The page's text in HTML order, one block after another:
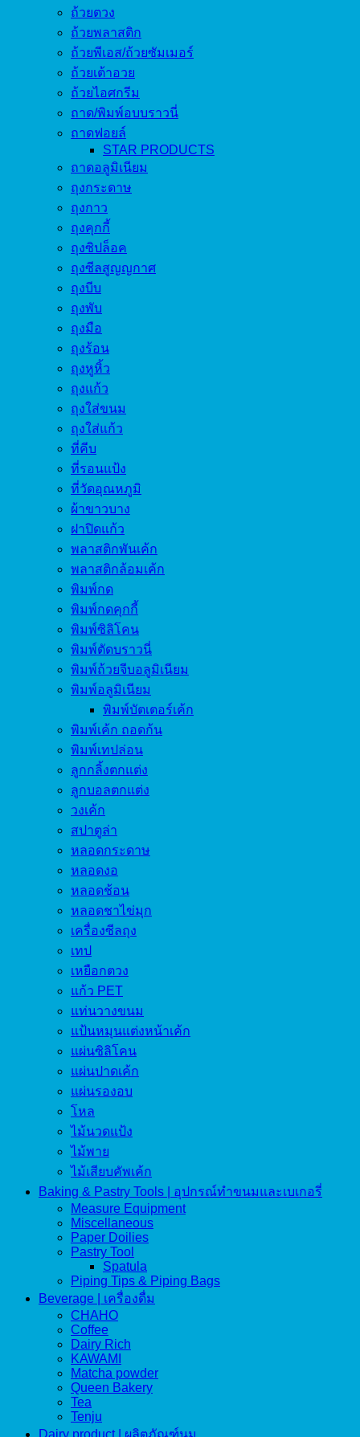
ถ้วยตวง
ถ้วยพลาสติก
ถ้วยพีเอส/ถ้วยซัมเมอร์
ถ้วยเต้าอวย
ถ้วยไอศกรีม
ถาด/พิมพ์อบบราวนี่
ถาดฟอยล์
STAR PRODUCTS
ถาดอลูมิเนียม
ถุงกระดาษ
ถุงกาว
ถุงคุกกี้
ถุงซิปล็อค
ถุงซีลสูญญกาศ
ถุงบีบ
ถุงพับ
ถุงมือ
ถุงร้อน
ถุงหูหิ้ว
ถุงแก้ว
ถุงใส่ขนม
ถุงใส่แก้ว
ที่คีบ
ที่รอนแป้ง
ที่วัดอุณหภูมิ
ผ้าขาวบาง
ฝาปิดแก้ว
พลาสติกพันเค้ก
พลาสติกล้อมเค้ก
พิมพ์กด
พิมพ์กดคุกกี้
พิมพ์ซิลิโคน
พิมพ์ตัดบราวนี่
พิมพ์ถ้วยจีบอลูมิเนียม
พิมพ์อลูมิเนียม
พิมพ์บัตเตอร์เค้ก
พิมพ์เค้ก ถอดก้น
พิมพ์เทปล่อน
ลูกกลิ้งตกแต่ง
ลูกบอลตกแต่ง
วงเค้ก
สปาตูล่า
หลอดกระดาษ
หลอดงอ
หลอดช้อน
หลอดชาไข่มุก
เครื่องซีลถุง
เทป
เหยือกตวง
แก้ว PET
แท่นวางขนม
แป้นหมุนแต่งหน้าเค้ก
แผ่นซิลิโคน
แผ่นปาดเค้ก
แผ่นรองอบ
โหล
ไม้นวดแป้ง
ไม้พาย
ไม้เสียบคัพเค้ก
Baking & Pastry Tools | อุปกรณ์ทำขนมและเบเกอรี่
Measure Equipment
Miscellaneous
Paper Doilies
Pastry Tool
Spatula
Piping Tips & Piping Bags
Beverage | เครื่องดื่ม
CHAHO
Coffee
Dairy Rich
KAWAMI
Matcha powder
Queen Bakery
Tea
Tenju
Dairy product | ผลิตภัณฑ์นม